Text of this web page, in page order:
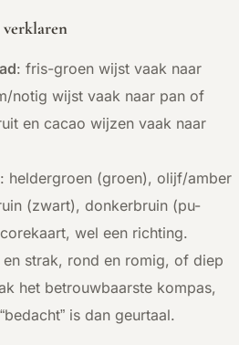
verklaren
: fris-groen wijst vaak naar
notig wijst vaak naar pan of
en cacao wijzen vaak naar
: heldergroen (groen), olijf/amber
(zwart), donkerbruin (pu-
wel een richting.
en strak, rond en romig, of diep
het betrouwbaarste kompas,
is dan geurtaal.